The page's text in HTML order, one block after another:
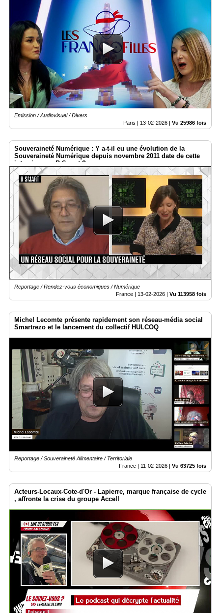
Emission / Audiovisuel / Divers
Paris | 13-02-2026 | Vu 25986 fois
Souveraineté Numérique : Y a-t-il eu une évolution de la
Souveraineté Numérique depuis novembre 2011 date de cette
interview par B-Smart ?
Reportage / Rendez-vous économiques / Numérique
France | 13-02-2026 Vu 113958 fois
Michel Lecomte présente rapidement son réseau-média social
Smartrezo et le lancement du collectif HULCOQ
Reportage / Souveraineté Alimentaire / Territoriale
France | 11-02-2026 | Vu 63725 fois
Acteurs-Locaux-Cote-d'Or - Lapierre, marque française de cycle
, affronte la crise du groupe Accell